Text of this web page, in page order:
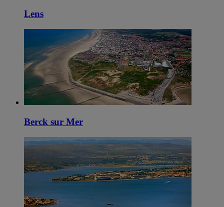
Lens
Berck sur Mer